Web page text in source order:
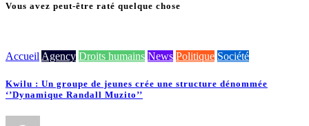
Vous avez peut-être raté quelque chose
AccueilAgency Droits humains News Politique Société
Kwilu : Un groupe de jeunes crée une structure dénommée
‘’Dynamique Randall Muzito’’